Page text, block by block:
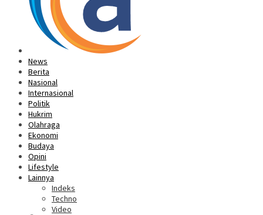
News
Berita
Nasional
Internasional
Politik
Hukrim
Olahraga
Ekonomi
Budaya
Opini
Lifestyle
Lainnya
Indeks
Techno
Video